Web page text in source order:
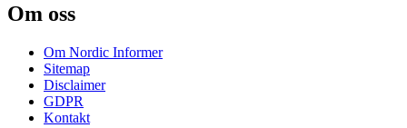
Om oss
Om Nordic Informer
Sitemap
Disclaimer
GDPR
Kontakt